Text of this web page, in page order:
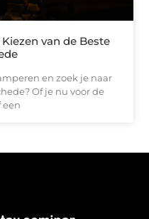
van de Beste
en zoek je naar
Of je nu voor de
een